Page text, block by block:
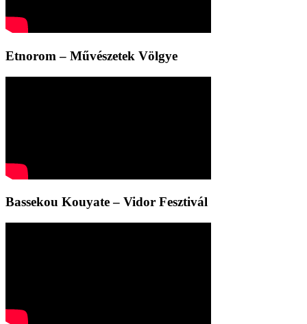
Etnorom – Művészetek Völgye
Bassekou Kouyate – Vidor Fesztivál